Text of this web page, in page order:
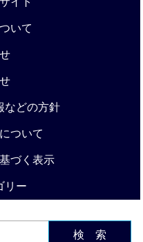
いて
などの方針
ついて
づく表示
リー
検 索